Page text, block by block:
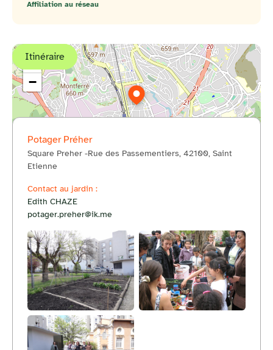
Affiliation au réseau
Itinéraire
+
−
© OpenStreetMap
Potager Préher
Square Preher -Rue des Passementiers, 42100, Saint
Etienne
Contact au jardin :
Edith CHAZE
potager.preher@ik.me